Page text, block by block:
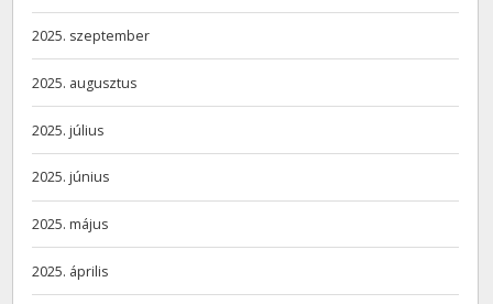
2025. szeptember
2025. augusztus
2025. július
2025. június
2025. május
2025. április